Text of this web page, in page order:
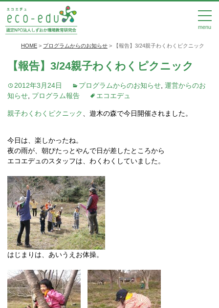
menu
HOME > プログラムからのお知らせ > 【報告】3/24親子わくわくピクニック
【報告】3/24親子わくわくピクニック
2012年3月24日 プログラムからのお知らせ 運営からのお
知らせ プログラム報告 エコエデュ
親子わくわくピクニック 、遊木の森で今日開催されました。
今日は、楽しかったね。
夜の雨が、朝ぴたっとやんで日が差したところから
エコエデュのスタッフは、わくわくしていました。
はじまりは、あいうえお体操。